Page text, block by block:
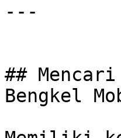
---
##
Bengkel